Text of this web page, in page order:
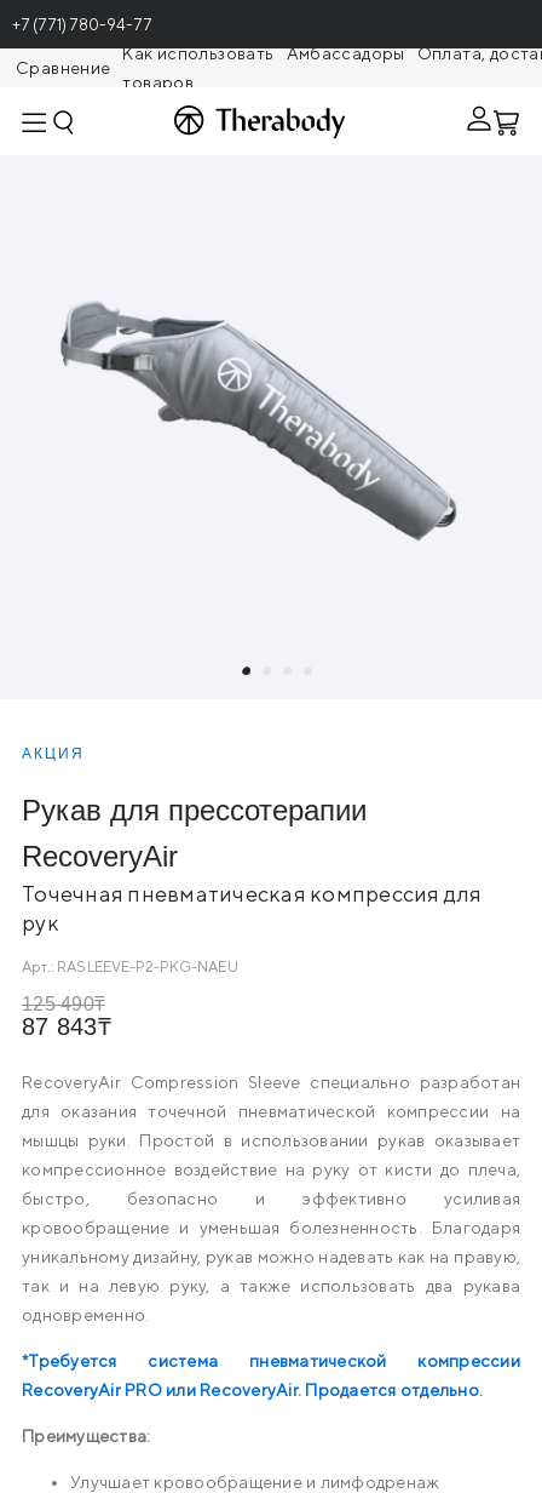
+7 (771) 780-94-77
Сравнение
Как использовать Амбассадоры
Оплата,
товаров
АКЦИЯ
Рукав для прессотерапии
RecoveryAir
Точечная пневматическая компрессия для
рук
Арт.: RASLEEVE-P2-PKG-NAEU
125 490
87 843
RecoveryAir Compression Sleeve специально разработан
для оказания точечной пневматической компрессии на
мышцы руки. Простой в использовании рукав оказывает
компрессионное воздействие на руку от кисти до плеча,
быстро, безопасно и эффективно усиливая
кровообращение и уменьшая болезненность. Благодаря
уникальному дизайну, рукав можно надевать как на правую,
так и на левую руку, а также использовать два рукава
одновременно.
*Требуется система пневматической компрессии
RecoveryAir PRO или RecoveryAir. Продается отдельно.
Преимущества:
Улучшает кровообращение и лимфодренаж